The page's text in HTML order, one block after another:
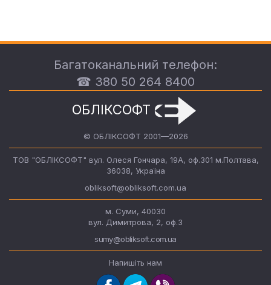
Багатоканальний телефон:
☎ 380 50 264 8400
ОБЛІКСОФТ
© ОБЛІКСОФТ 2001—2026
ТОВ "ОБЛІКСОФТ" вул. Олеся Гончара, 19А, оф.301 м.Полтава,
36038, Україна
obliksoft@obliksoft.com.ua
м. Суми, 40030
вул. Димитрова, 2, оф.3
sumy@obliksoft.com.ua
Напишіть нам